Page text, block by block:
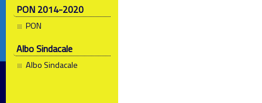
PON 2014-2020
PON
Albo Sindacale
Albo Sindacale